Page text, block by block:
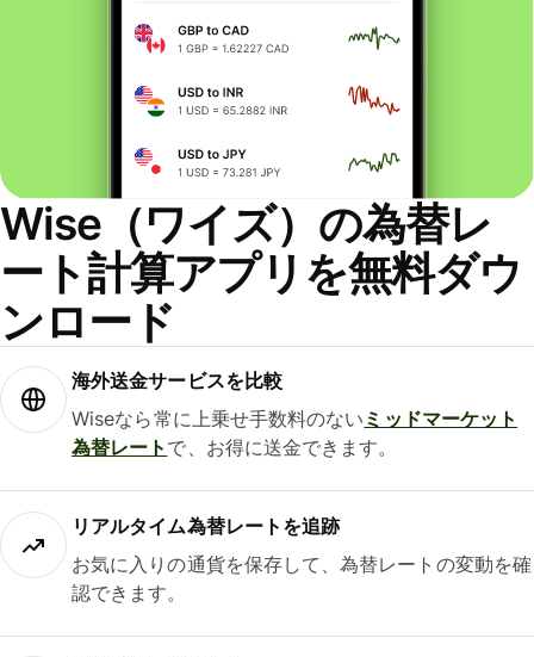
Wise（ワイズ）の為替レ
ート計算アプリを無料ダウ
ンロード
海外送金サービスを比較
Wiseなら常に上乗せ手数料のない ミッドマーケット
為替レート で、お得に送金できます。
リアルタイム為替レートを追跡
お気に入りの通貨を保存して、為替レートの変動を確
認できます。